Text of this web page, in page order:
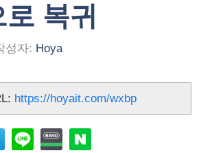
복귀
성자: Hoya
https://hoyait.com/wxbp